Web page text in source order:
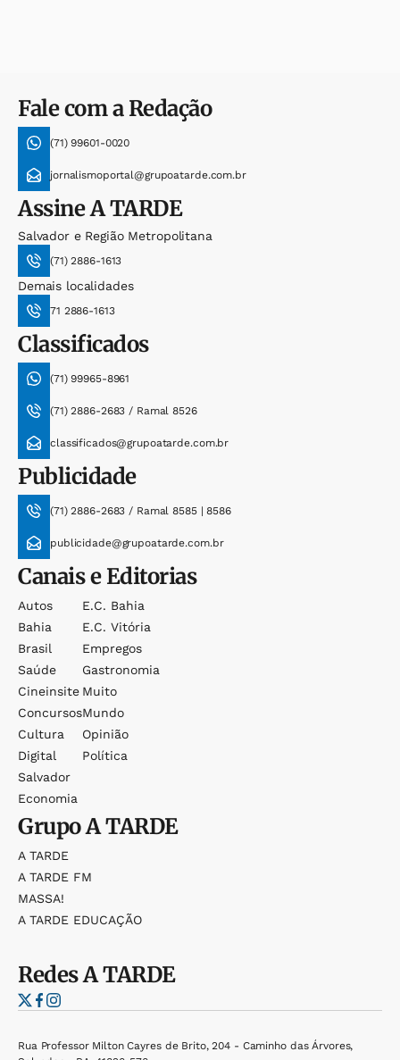
Fale com a Redação
(71) 99601-0020
jornalismoportal@grupoatarde.com.br
AssineA TARDE
Salvador e Região Metropolitana
(71) 2886-1613
Demais localidades
71 2886-1613
Classificados
(71) 99965-8961
(71) 2886-2683 / Ramal 8526
classificados@grupoatarde.com.br
Publicidade
(71) 2886-2683 / Ramal 8585 | 8586
publicidade@grupoatarde.com.br
Canais e Editorias
Autos
Bahia
Brasil
Saúde
Cineinsite
Concursos
Cultura
Digital
Salvador
Economia
E.c. Bahia
E.c. Vitória
Empregos
Gastronomia
Muito
Mundo
Opinião
Política
GrupoA TARDE
A TARDE
A TARDE FM
MASSA!
A TARDE EDUCAÇÃO
RedesA TARDE
Rua Professor Milton Cayres de Brito, 204 - Caminho das Árvores,